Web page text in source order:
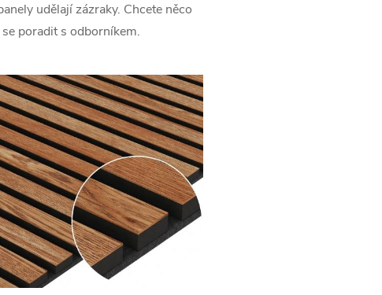
udělají zázraky. Chcete něco
poradit s odborníkem.